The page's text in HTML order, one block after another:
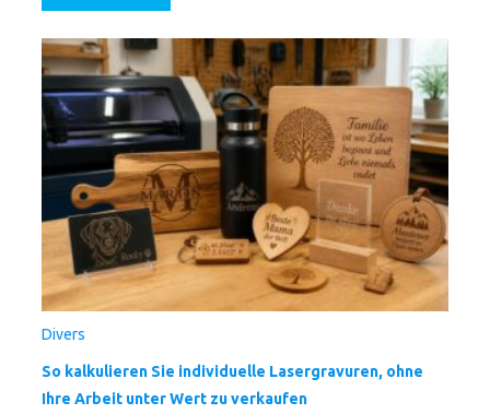
Divers
So kalkulieren Sie individuelle Lasergravuren, ohne
Ihre Arbeit unter Wert zu verkaufen